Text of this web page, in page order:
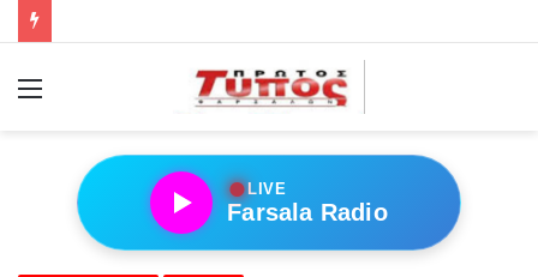
Menu
●LIVE
Farsala Radio